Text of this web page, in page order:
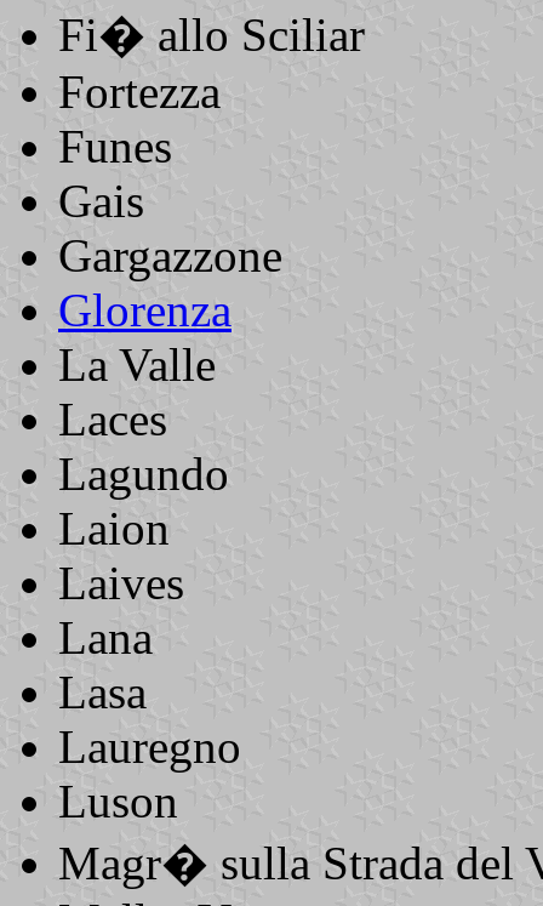
Fi� allo Sciliar
Fortezza
Funes
Gais
Gargazzone
Glorenza
La Valle
Laces
Lagundo
Laion
Laives
Lana
Lasa
Lauregno
Luson
Magr� sulla Strada del